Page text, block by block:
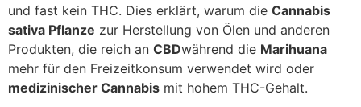
und fast kein THC. Dies erklärt, warum die Cannabis
sativa Pflanze zur Herstellung von Ölen und anderen
Produkten, die reich an CBDwährend die Marihuana
mehr für den Freizeitkonsum verwendet wird oder
medizinischer Cannabis mit hohem THC-Gehalt.